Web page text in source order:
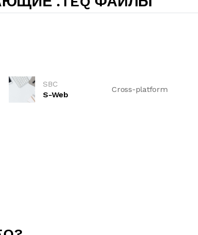
SBC
S-Web
Cross-platform